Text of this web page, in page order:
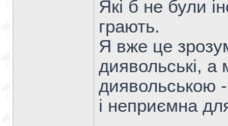
Які б не були
грають.
Я вже це
диявольські,
диявольською
і неприємна